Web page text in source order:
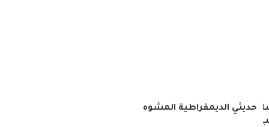
حديثي الديمقراطية المشوه